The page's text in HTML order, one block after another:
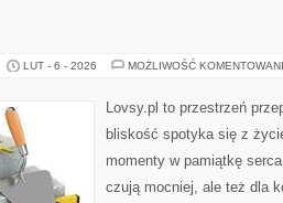
LUT - 6 - 2026 MOŻLIWOŚĆ
Lovsy.pl to przestrzeń
bliskość spotyka się z
momenty w pamiątkę
czują mocniej, ale też dla